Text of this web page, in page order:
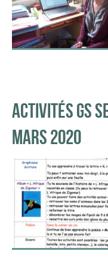
ACTIVITÉS GS
MARS 2020